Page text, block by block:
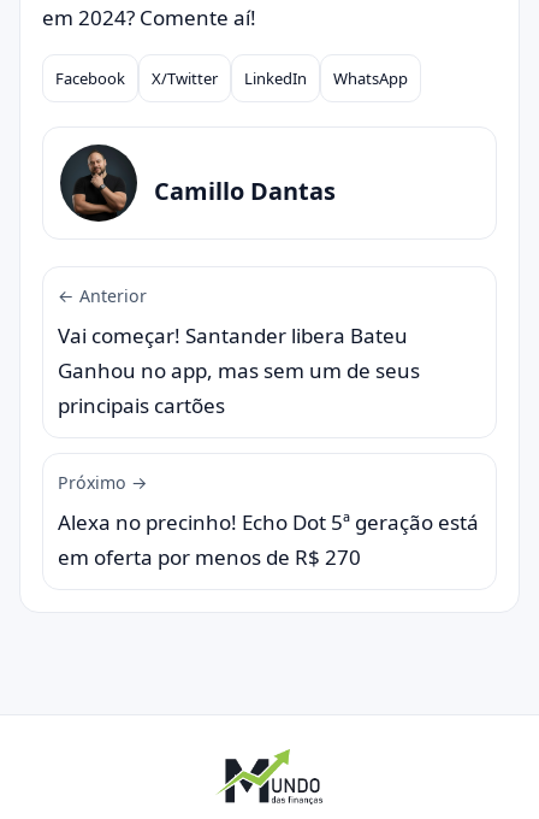
em 2024? Comente aí!
Compartilhar
Facebook X/Twitter LinkedIn WhatsApp
Camillo Dantas
← Anterior
Vai começar! Santander libera Bateu
Ganhou no app, mas sem um de seus
principais cartões
Próximo →
Alexa no precinho! Echo Dot 5ª geração está
em oferta por menos de R$ 270